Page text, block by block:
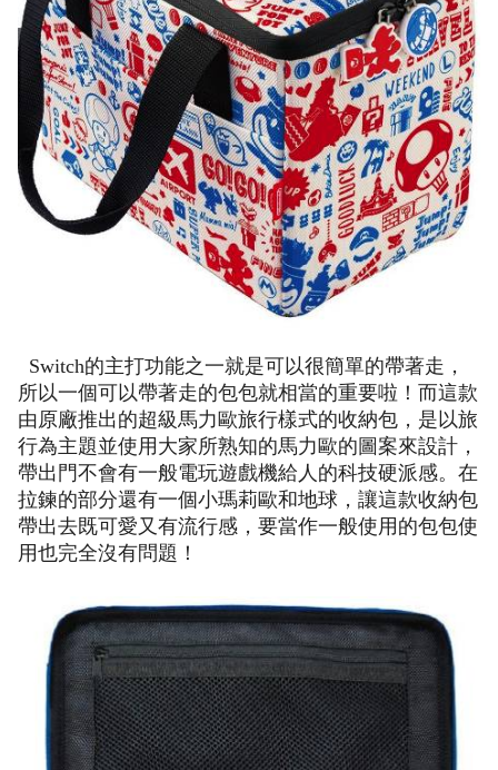
Switch的主打功能之一就是可以很簡單的帶著走，
所以一個可以帶著走的包包就相當的重要啦！而這款
由原廠推出的超級馬力歐旅行樣式的收納包，是以旅
行為主題並使用大家所熟知的馬力歐的圖案來設計，
帶出門不會有一般電玩遊戲機給人的科技硬派感。在
拉鍊的部分還有一個小瑪莉歐和地球，讓這款收納包
帶出去既可愛又有流行感，要當作一般使用的包包使
用也完全沒有問題！